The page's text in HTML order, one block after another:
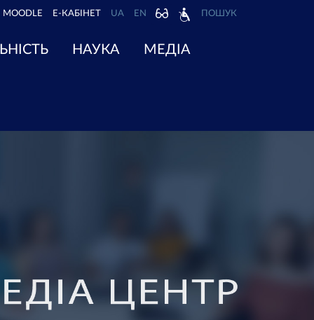
MOODLE Е-КАБІНЕТ UA EN ПОШУК
НАУКА
МЕДІА